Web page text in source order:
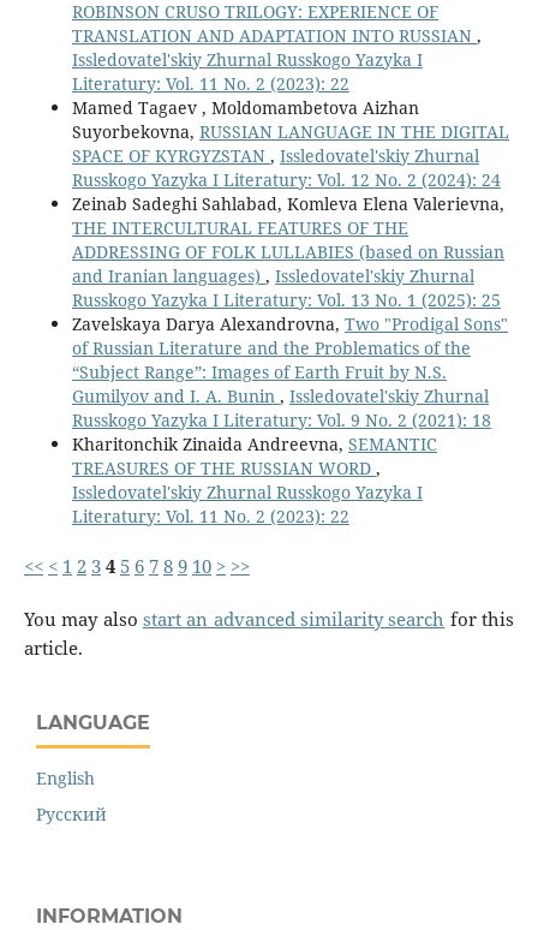
ROBINSON CRUSO TRILOGY: EXPERIENCE OF
TRANSLATION AND ADAPTATION INTO RUSSIAN ,
Issledovatel'skiy Zhurnal Russkogo Yazyka I
Literatury: Vol. 11 No. 2 (2023): 22
Mamed Tagaev , Moldomambetova Aizhan
Suyorbekovna, RUSSIAN LANGUAGE IN THE DIGITAL
SPACE OF KYRGYZSTAN , Issledovatel'skiy Zhurnal
Russkogo Yazyka I Literatury: Vol. 12 No. 2 (2024): 24
Zeinab Sadeghi Sahlabad, Komleva Elena Valerievna,
THE INTERCULTURAL FEATURES OF THE
ADDRESSING OF FOLK LULLABIES (based on Russian
and Iranian languages) , Issledovatel'skiy Zhurnal
Russkogo Yazyka I Literatury: Vol. 13 No. 1 (2025): 25
Zavelskaya Darya Alexandrovna, Two "Prodigal Sons"
of Russian Literature and the Problematics of the
“Subject Range”: Images of Earth Fruit by N.S.
Gumilyov and I. A. Bunin , Issledovatel'skiy Zhurnal
Russkogo Yazyka I Literatury: Vol. 9 No. 2 (2021): 18
Kharitonchik Zinaida Andreevna, SEMANTIC
TREASURES OF THE RUSSIAN WORD ,
Issledovatel'skiy Zhurnal Russkogo Yazyka I
Literatury: Vol. 11 No. 2 (2023): 22
<< < 1 2 34 5 6 789 10 > >>
You may also start an advanced similarity search for this
article.
LANGUAGE
English
Русский
INFORMATION